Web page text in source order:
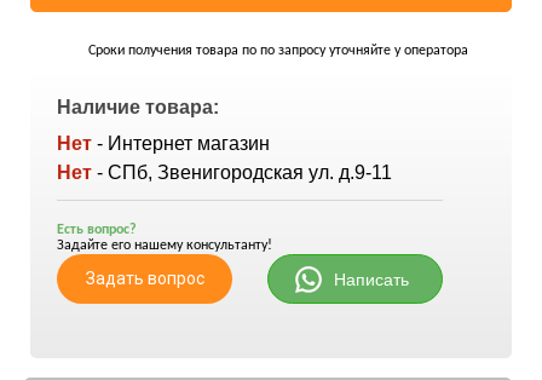
Сроки получения товара по по запросу уточняйте у оператора
Наличие товара:
Нет - Интернет магазин
Нет - СПб, Звенигородская ул. д.9-11
Есть вопрос?
Задайте его нашему консультанту!
Задать вопрос Написать